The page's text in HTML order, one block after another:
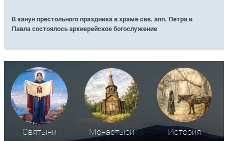
В канун престольного праздника в храме свв. апп. Петра и
Павла состоялось архиерейское богослужение
Святыни Монастыри История